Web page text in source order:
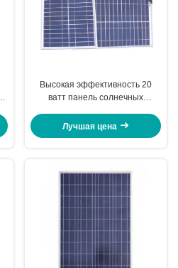
Высокая эффективность 20
ватт панель солнечных
аллигаторного зажима в 5
метров
Лучшая цена